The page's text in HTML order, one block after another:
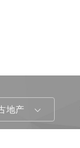
地产